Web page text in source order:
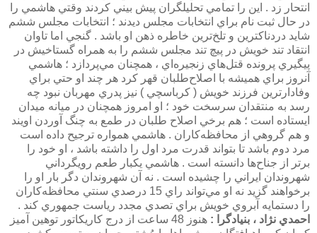
انتحار زد . اين را تمامي تحليلگران پيش بيني كردند وقتي هاشمي را
در حال ثبت نام براي انتخابات مجلس ديدند ؛ انتخابات مجلس ششم
شايد دردناكترين و تلخ‌ترين خاطره ذهن او باشد . گنجي اما تاوان
انتقاد تند خويش در پيچ تند مجلس ششم را به همراه گستاخيش در
پيگيري پرونده قتل‌هاي زنجيره‌اي ، همچنان مي‌پردازد ؛ هاشمي
آنروز براي هميشه با اصلاح‌طلبان قهر كرد هر چند او حتي براي
وفادارترين فرزند خويش ( كرباسچي ) نيز پدري مهربان نبود چه
رسد به منتقدان سرسخت خود ؛ او امروز همچنان در ميانه ميدان
ايستاده است ؛ هم برخي اصلاح طلبان در طمع به چنگ آوردن اويند
و هم گروهي از محافظه‌كاران . هاشمي همواره ترجيح داده است
مرد دوم باشد تا بتواند قدرت مرد اول را داشته باشد ، او خود را
برتر از جناح‌ها دانسته است . هاشمي يكبار طعم رويگرداني
شهروندان ايراني را چشيده است . نه آن شهروندان دگر بار او را
برخواهند گزيد نه او مي‌تواند راي 15 درصدي سنتي محافظه‌كاران
را دستمايه آبروي خويش براي تصدي مجدد رياست جمهوري كند .
احمدي نژاد ، بنيادگرا :
هنوز 48 ساعت از درج كاريكاتور توهين آميز